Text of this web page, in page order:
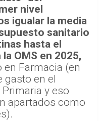
nivel
igualar la media
sanitario
hasta el
OMS en 2025,
Farmacia (en
gasto en el
y eso
apartados como